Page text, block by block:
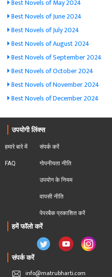
Best Novels of May 2024
Best Novels of June 2024
Best Novels of July 2024
Best Novels of August 2024
Best Novels of September 2024
Best Novels of October 2024
Best Novels of November 2024
Best Novels of December 2024
उपयोगी लिंक्स
हमारे बारे में
FAQ
संपर्क करें
गोपनीयता नीति
उपयोग के नियम
वापसी नीति
पेपरबैक प्रकाशित करें
हमें फॉलो करें
संपर्क करें
info@matrubharti.com